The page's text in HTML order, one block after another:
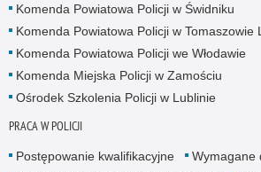
Komenda Powiatowa Policji w Świdniku
Komenda Powiatowa Policji w Tomaszowie
Komenda Powiatowa Policji we Włodawie
Komenda Miejska Policji w Zamościu
Ośrodek Szkolenia Policji w Lublinie
PRACA W POLICJI
Postępowanie kwalifikacyjne
Wymagane